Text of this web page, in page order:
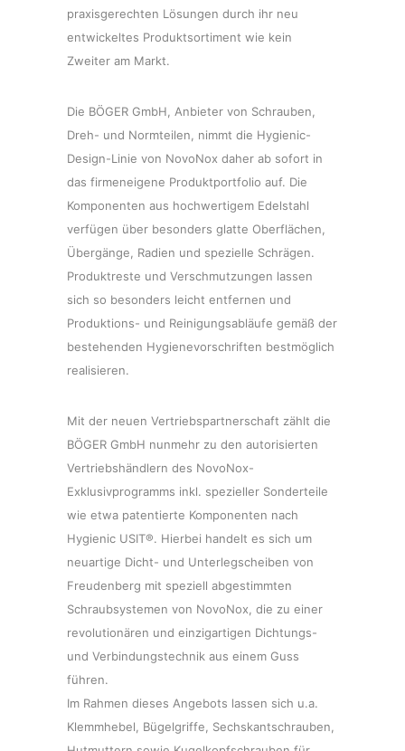
praxisgerechten Lösungen durch ihr neu
entwickeltes Produktsortiment wie kein
Zweiter am Markt.
Die BÖGER GmbH, Anbieter von Schrauben,
Dreh- und Normteilen, nimmt die Hygienic-
Design-Linie von NovoNox daher ab sofort in
das firmeneigene Produktportfolio auf. Die
Komponenten aus hochwertigem Edelstahl
verfügen über besonders glatte Oberflächen,
Übergänge, Radien und spezielle Schrägen.
Produktreste und Verschmutzungen lassen
sich so besonders leicht entfernen und
Produktions- und Reinigungsabläufe gemäß der
bestehenden Hygienevorschriften bestmöglich
realisieren.
Mit der neuen Vertriebspartnerschaft zählt die
BÖGER GmbH nunmehr zu den autorisierten
Vertriebshändlern des NovoNox-
Exklusivprogramms inkl. spezieller Sonderteile
wie etwa patentierte Komponenten nach
Hygienic USIT®. Hierbei handelt es sich um
neuartige Dicht- und Unterlegscheiben von
Freudenberg mit speziell abgestimmten
Schraubsystemen von NovoNox, die zu einer
revolutionären und einzigartigen Dichtungs-
und Verbindungstechnik aus einem Guss
führen.
Im Rahmen dieses Angebots lassen sich u.a.
Klemmhebel, Bügelgriffe, Sechskantschrauben,